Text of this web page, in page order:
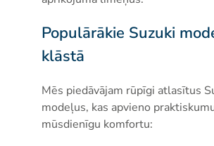
Populārākie Suzuki
klāstā
Mēs piedāvājam rūpīgi atlasītus
modeļus, kas apvieno
mūsdienīgu komfortu: